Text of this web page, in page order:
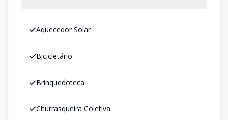
Aquecedor Solar
Bicicletário
Brinquedoteca
Churrasqueira Coletiva